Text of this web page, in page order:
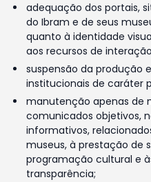
adequação dos portais,
do Ibram e de seus
quanto à identidade
aos recursos de
suspensão da produção
institucionais de caráter
manutenção apenas de
comunicados objetivos,
informativos,
museus, à prestação de
programação cultural e
transparência;